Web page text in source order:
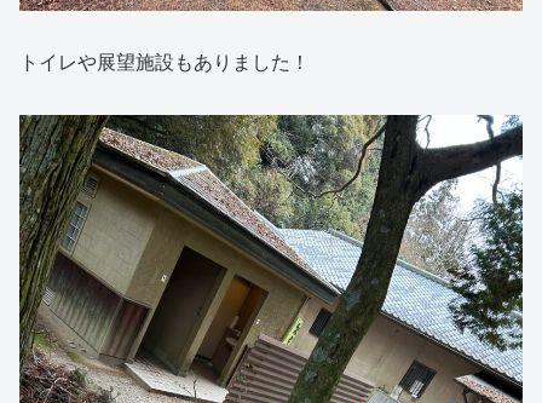
トイレや展望施設もありました！